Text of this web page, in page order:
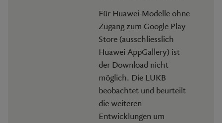
Für Huawei-Modelle ohne
Zugang zum Google Play
Store (ausschliesslich
Huawei AppGallery) ist
der Download nicht
möglich. Die LUKB
beobachtet und beurteilt
die weiteren
Entwicklungen um